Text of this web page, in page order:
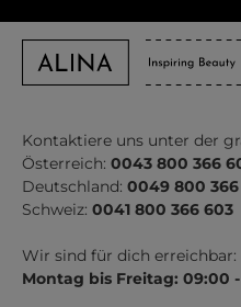
Kontaktiere uns unter der
Österreich: 0043 800 366
Deutschland: 0049 800 366
Schweiz: 0041 800 366 603
Wir sind für dich erreichbar:
Montag bis Freitag: 09:00 -